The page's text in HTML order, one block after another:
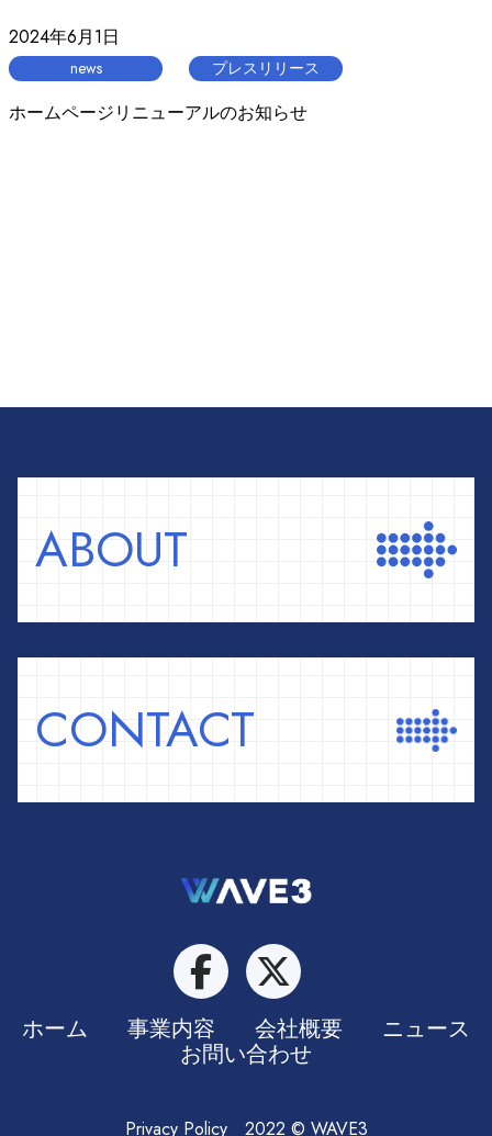
2024年6月1日
news プレスリリース
ホームページリニューアルのお知らせ
ABOUT
CONTACT
ホーム 事業内容 会社概要 ニュース
お問い合わせ
Privacy Policy 2022 © WAVE3